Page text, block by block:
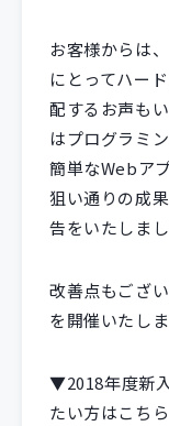
お客様からは
にとってハー
配するお声も
はプログラミ
簡単なWebア
狙い通りの成
告をいたしまし
改善点もござ
を開催いたしま
▼2018年度新
たい方はこちら